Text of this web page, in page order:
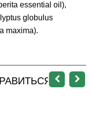
essential oil),
globulus
maxima).